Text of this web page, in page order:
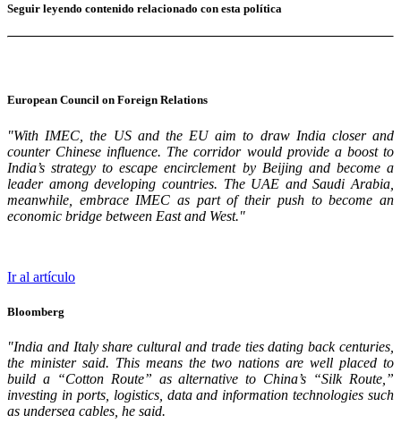
Seguir leyendo contenido relacionado con esta política
European Council on Foreign Relations
"With IMEC, the US and the EU aim to draw India closer and
counter Chinese influence. The corridor would provide a boost to
India’s strategy to escape encirclement by Beijing and become a
leader among developing countries. The UAE and Saudi Arabia,
meanwhile, embrace IMEC as part of their push to become an
economic bridge between East and West."
Ir al artículo
Bloomberg
"India and Italy share cultural and trade ties dating back centuries,
the minister said. This means the two nations are well placed to
build a “Cotton Route” as alternative to China’s “Silk Route,”
investing in ports, logistics, data and information technologies such
as undersea cables, he said.